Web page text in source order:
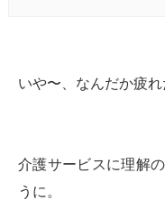
いや〜、なんだか疲れ
介護サービスに理解
うに。